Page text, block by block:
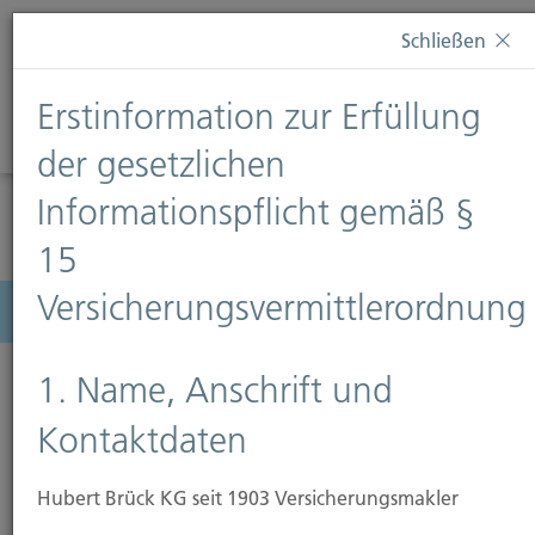
Diese Webseite verwendet Cookies. Wenn Sie weiterhin
Informationen finden Sie auf unserer SeiteDatenschutz
Diese Nachricht nicht erneut anzeigen
Menü
Wohngebäudeversicherung
Schließen
Erstinformation zur Erfüllung
der gesetzlichen
Informationspflicht gemäß §
15
Versicherungsvermittlerordnung
1. Name, Anschrift und
Kontaktdaten
Hubert Brück KG seit 1903 Versicherungsmakler